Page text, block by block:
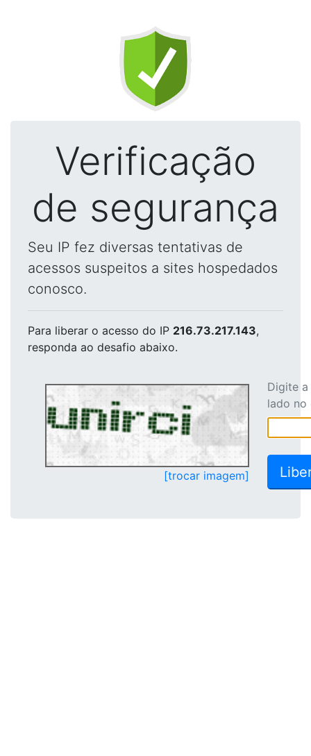
Verificação
de segurança
Seu IP fez diversas tentativas de
acessos suspeitos a sites hospedados
conosco.
Para liberar o acesso do IP 216.73.217.143,
responda ao desafio abaixo.
[trocar imagem]
Digite
lado no